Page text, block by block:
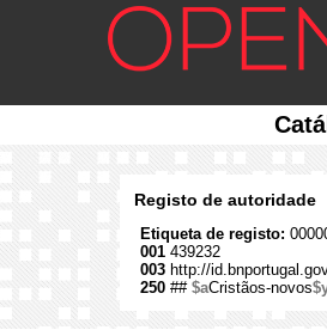
Registo de autoridade
Etiqueta de registo:
001 439232
003 http://
250 ## $aCristãos-novos